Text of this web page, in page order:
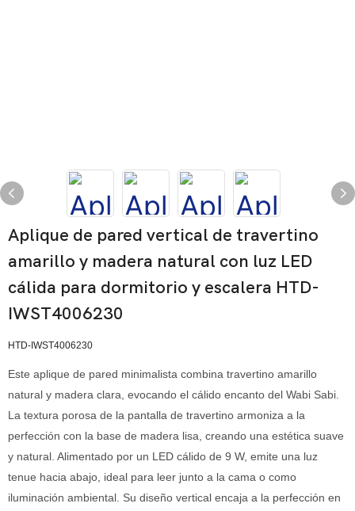
Aplique de pared vertical de travertino
amarillo y madera natural con luz LED
cálida para dormitorio y escalera HTD-
IWST4006230
HTD-IWST4006230
Este aplique de pared minimalista combina travertino amarillo
natural y madera clara, evocando el cálido encanto del Wabi Sabi.
La textura porosa de la pantalla de travertino armoniza a la
perfección con la base de madera lisa, creando una estética suave
y natural. Alimentado por un LED cálido de 9 W, emite una luz
tenue hacia abajo, ideal para leer junto a la cama o como
iluminación ambiental. Su diseño vertical encaja a la perfección en